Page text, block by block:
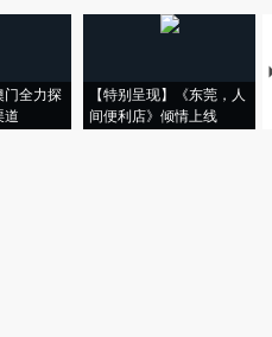
门全力探
道
【特别呈现】《东莞，人
间便利店》倾情上线